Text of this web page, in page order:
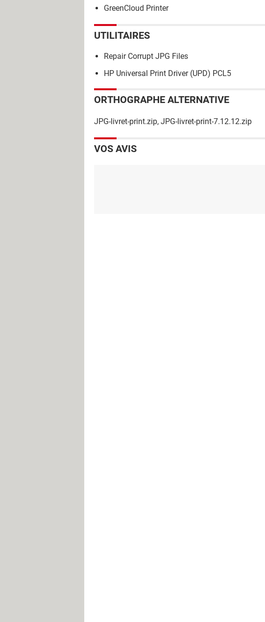
GreenCloud Printer
UTILITAIRES
Repair Corrupt JPG Files
HP Universal Print Driver (UPD) PCL5
ORTHOGRAPHE ALTERNATIVE
JPG-livret-print.zip, JPG-livret-print-7.12.12.zip
VOS AVIS